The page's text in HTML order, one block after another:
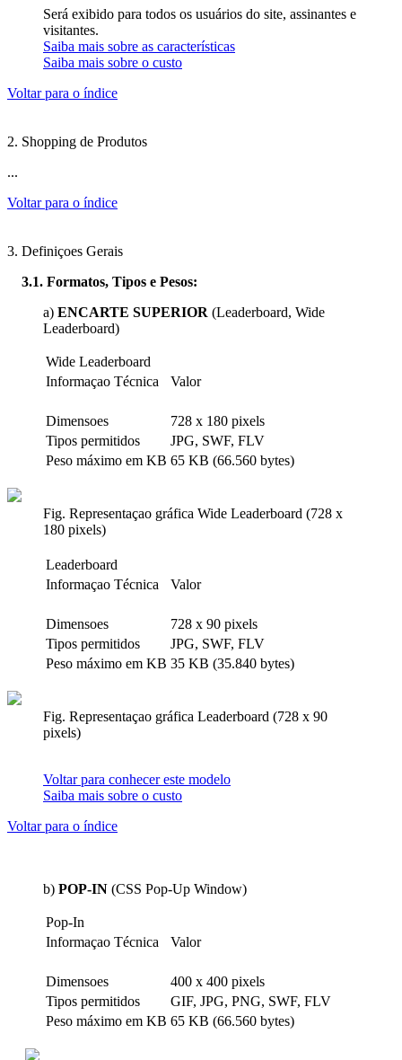
Será exibido para todos os usuários do site, assinantes e
visitantes.
Saiba mais sobre as características
Saiba mais sobre o custo
Voltar para o índice
2. Shopping de Produtos
...
Voltar para o índice
3. Definiçoes Gerais
3.1. Formatos, Tipos e Pesos:
a) ENCARTE SUPERIOR (Leaderboard, Wide
Leaderboard)
Wide Leaderboard
Informaçao Técnica
Valor
Dimensoes
728 x 180 pixels
Tipos permitidos
JPG, SWF, FLV
Peso máximo em KB 65 KB (66.560 bytes)
Fig. Representaçao gráfica Wide Leaderboard (728 x
180 pixels)
Leaderboard
Informaçao Técnica
Valor
Dimensoes
728 x 90 pixels
Tipos permitidos
JPG, SWF, FLV
Peso máximo em KB 35 KB (35.840 bytes)
Fig. Representaçao gráfica Leaderboard (728 x 90
pixels)
Voltar para conhecer este modelo
Saiba mais sobre o custo
Voltar para o índice
b) POP-IN (CSS Pop-Up Window)
Pop-In
Informaçao Técnica
Valor
Dimensoes
400 x 400 pixels
Tipos permitidos
GIF, JPG, PNG, SWF, FLV
Peso máximo em KB 65 KB (66.560 bytes)